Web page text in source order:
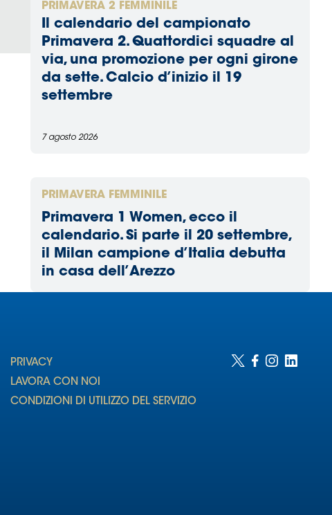
PRIMAVERA 2 FEMMINILE
Il calendario del campionato
Primavera 2. Quattordici squadre al
via, una promozione per ogni girone
da sette. Calcio d’inizio il 19
settembre
7 agosto 2026
PRIMAVERA FEMMINILE
Primavera 1 Women, ecco il
calendario. Si parte il 20 settembre,
il Milan campione d’Italia debutta
in casa dell’Arezzo
PRIVACY
LAVORA CON NOI
CONDIZIONI DI UTILIZZO DEL SERVIZIO